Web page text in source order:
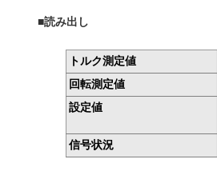
■読み出し
トルク測定値
回転測定値
設定値
信号状況